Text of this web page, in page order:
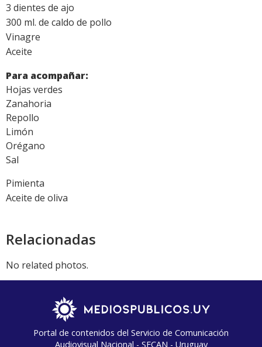
3 dientes de ajo
300 ml. de caldo de pollo
Vinagre
Aceite
Para acompañar:
Hojas verdes
Zanahoria
Repollo
Limón
Orégano
Sal
Pimienta
Aceite de oliva
Relacionadas
No related photos.
Portal de contenidos del Servicio de Comunicación
Audiovisual Nacional - SECAN - Uruguay